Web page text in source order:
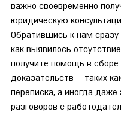
важно своевременно
юридическую
Обратившись к нам сразу
как выявилось
получите помощь в
доказательств — таких
переписка, а иногда даже
разговоров с